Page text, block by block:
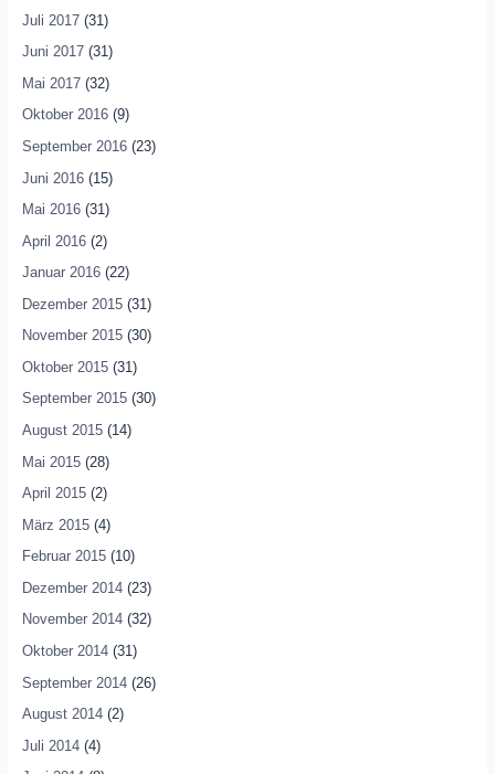
Juli 2017(31)
Juni 2017(31)
Mai 2017(32)
Oktober 2016(9)
September 2016(23)
Juni 2016(15)
Mai 2016(31)
April 2016(2)
Januar 2016(22)
Dezember 2015(31)
November 2015(30)
Oktober 2015(31)
September 2015(30)
August 2015(14)
Mai 2015(28)
April 2015(2)
März 2015(4)
Februar 2015(10)
Dezember 2014(23)
November 2014(32)
Oktober 2014(31)
September 2014(26)
August 2014(2)
Juli 2014(4)